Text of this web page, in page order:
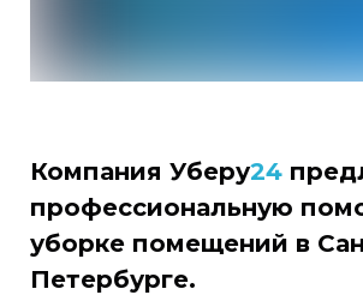
Компания Уберу24
профессиональную
уборке помещений в
Петербурге.